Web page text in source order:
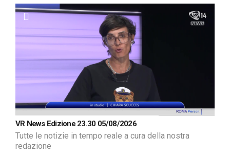
VR News Edizione 23.30 05/08/2026
Tutte le notizie in tempo reale a cura della nostra
redazione